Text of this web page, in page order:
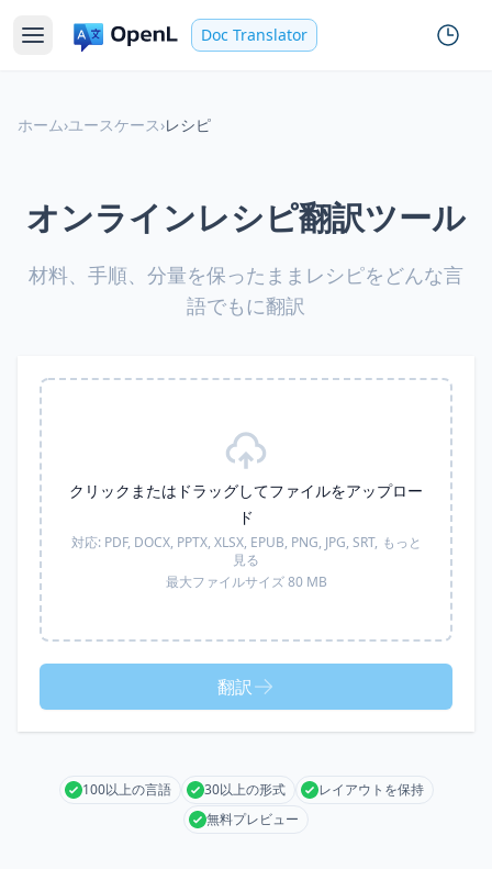
Doc Translator
ホーム›ユースケース›レシピ
オンラインレシピ翻訳ツール
材料、手順、分量を保ったままレシピをどんな言
語でもに翻訳
クリックまたはドラッグしてファイルをアップロー
ド
対応: PDF, DOCX, PPTX, XLSX, EPUB, PNG, JPG, SRT, もっと
見る
最大ファイルサイズ 80 MB
翻訳
100以上の言語 30以上の形式
レイアウトを保持
無料プレビュー